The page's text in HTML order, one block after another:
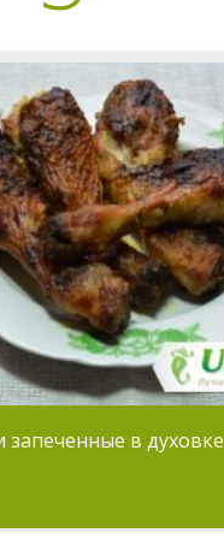
запеченные в духовке